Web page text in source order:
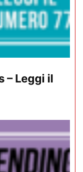
– Leggi il